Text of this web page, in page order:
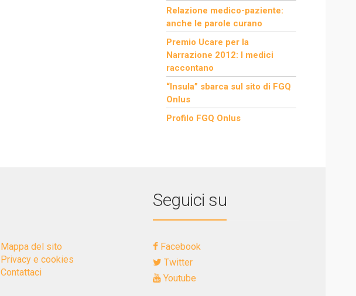
Relazione medico-paziente:
anche le parole curano
Premio Ucare per la
Narrazione 2012: I medici
raccontano
“Insula” sbarca sul sito di FGQ
Onlus
Profilo FGQ Onlus
Mappa del sito
Privacy e cookies
Contattaci
Seguici su
Facebook
Twitter
Youtube